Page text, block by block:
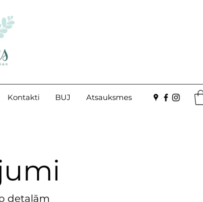
Kontakti BUJ Atsauksmes
detaļām